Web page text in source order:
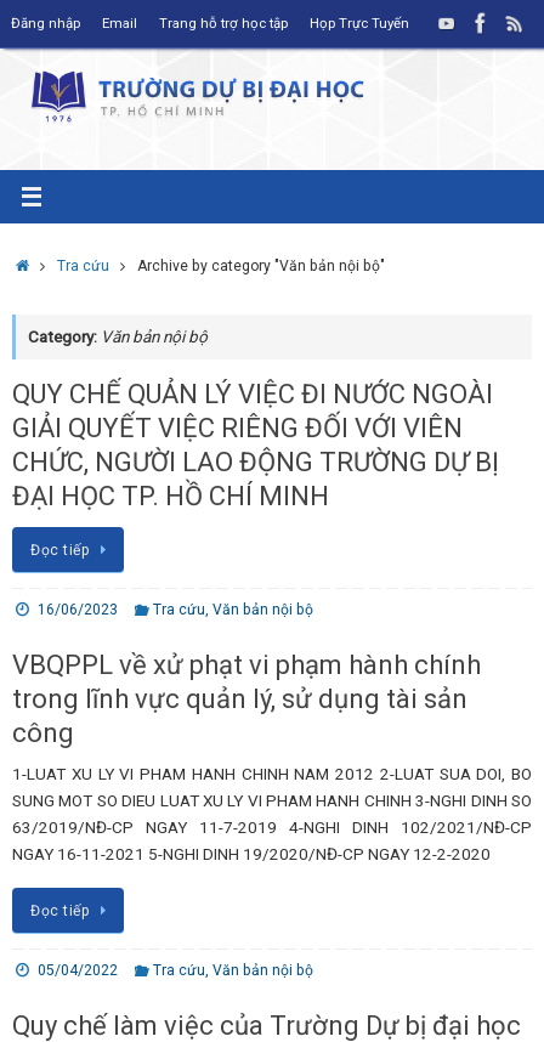
Đăng nhập Email Trang hỗ trợ học tập Họp Trực Tuyến
HomeTra cứu Archive by category "Văn bản nội bộ"
Category: Văn bản nội bộ
QUY CHẾ QUẢN LÝ VIỆC ĐI NƯỚC NGOÀI
GIẢI QUYẾT VIỆC RIÊNG ĐỐI VỚI VIÊN
CHỨC, NGƯỜI LAO ĐỘNG TRƯỜNG DỰ BỊ
ĐẠI HỌC TP. HỒ CHÍ MINH
Đọc tiếp
16/06/2023 Tra cứu,Văn bản nội bộ
VBQPPL về xử phạt vi phạm hành chính
trong lĩnh vực quản lý, sử dụng tài sản
công
1-LUAT XU LY VI PHAM HANH CHINH NAM 2012 2-LUAT SUA DOI, BO
SUNG MOT SO DIEU LUAT XU LY VI PHAM HANH CHINH 3-NGHI DINH SO
63/2019/NĐ-CP NGAY 11-7-2019 4-NGHI DINH 102/2021/NĐ-CP
NGAY 16-11-2021 5-NGHI DINH 19/2020/NĐ-CP NGAY 12-2-2020
Đọc tiếp
05/04/2022 Tra cứu ,Văn bản nội bộ
Quy chế làm việc của Trường Dự bị đại học